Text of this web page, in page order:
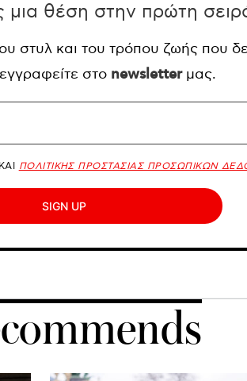
μια θέση στην πρώτη
στυλ και του τρόπου ζωής που
στο newsletterμας.
ΠΟΛΙΤΙΚΗΣ ΠΡΟΣΤΑΣΙΑΣ ΠΡΟΣΩΠΙΚΩΝ
SIGN UP